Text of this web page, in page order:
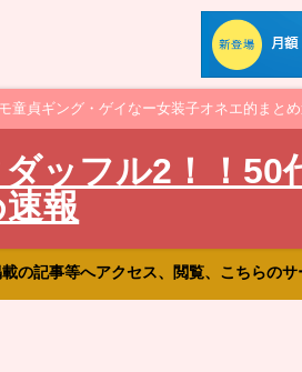
童貞ギング・ゲイなー女装子オネエ的まと
ッフル2！！50
報
の記事等へアクセス、閲覧、こちらの